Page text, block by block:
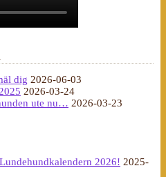
dig 2026-06-03
2026-03-24
ute nu… 2026-03-23
2026! 2025-